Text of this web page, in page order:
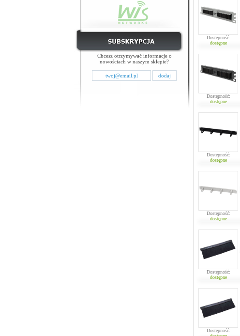
Chcesz otrzymywać informacje o
nowościach w naszym sklepie?
Dostępność:
dostępne
Dostępność:
dostępne
Dostępność:
dostępne
Dostępność:
dostępne
Dostępność:
dostępne
Dostępność: